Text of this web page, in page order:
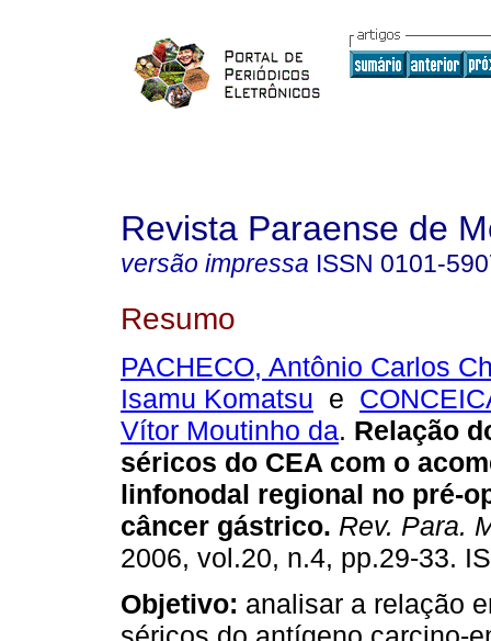
Revista Paraense de
versão impressa ISSN 0101-
Resumo
PACHECO, Antônio Carlos
Isamu Komatsu e
Vítor Moutinho da. Relação
séricos do CEA com o
linfonodal regional no pré-
câncer gástrico. Rev. Para.
2006, vol.20, n.4, pp.29-33.
Objetivo: analisar a relação